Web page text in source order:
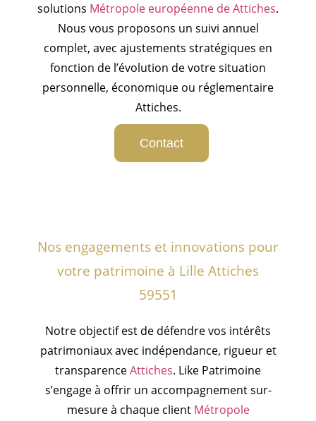
solutions Métropole européenne de Attiches.
Nous vous proposons un suivi annuel
complet, avec ajustements stratégiques en
fonction de l’évolution de votre situation
personnelle, économique ou réglementaire
Attiches.
Contact
Nos engagements et innovations pour
votre patrimoine à Lille Attiches
59551
Notre objectif est de défendre vos intérêts
patrimoniaux avec indépendance, rigueur et
transparenceAttiches. Like Patrimoine
s’engage à offrir un accompagnement sur-
mesure à chaque client Métropole